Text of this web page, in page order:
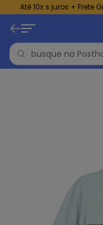
Até 10x s juros + Frete